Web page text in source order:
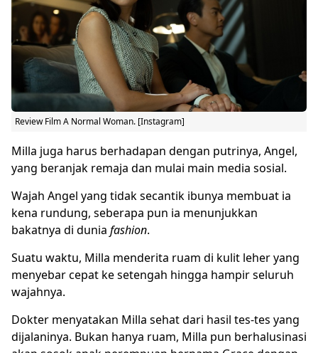
Review Film A Normal Woman. [Instagram]
Milla juga harus berhadapan dengan putrinya, Angel,
yang beranjak remaja dan mulai main media sosial.
Wajah Angel yang tidak secantik ibunya membuat ia
kena rundung, seberapa pun ia menunjukkan
bakatnya di dunia fashion.
Suatu waktu, Milla menderita ruam di kulit leher yang
menyebar cepat ke setengah hingga hampir seluruh
wajahnya.
Dokter menyatakan Milla sehat dari hasil tes-tes yang
dijalaninya. Bukan hanya ruam, Milla pun berhalusinasi